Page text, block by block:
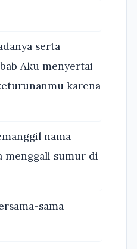
serta
Aku menyertai
karena
nama
menggali sumur di
sama